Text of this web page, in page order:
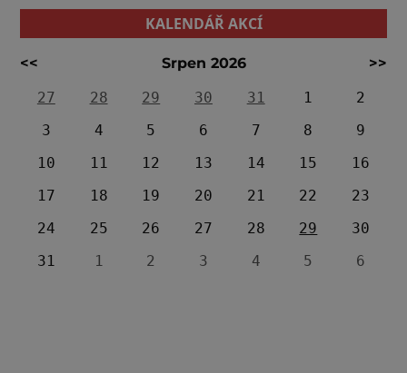
KALENDÁŘ AKCÍ
<< Srpen 2026
>>
27
28 29 30 31 1
2
3
4 5 6 7 8
9
10
11 12 13 14 15
16
17
18 19 20 21 22
23
24
25 26 27 28 29
30
31
1 2 3 4 5 6